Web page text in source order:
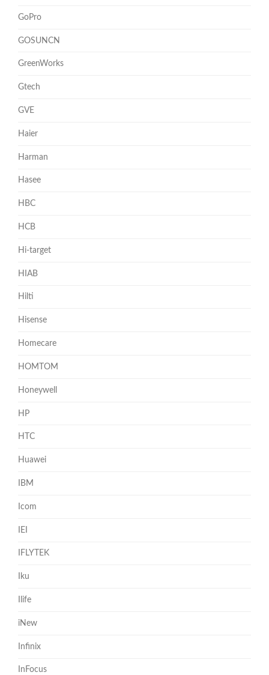
GoPro
GOSUNCN
GreenWorks
Gtech
GVE
Haier
Harman
Hasee
HBC
HCB
Hi-target
HIAB
Hilti
Hisense
Homecare
HOMTOM
Honeywell
HP
HTC
Huawei
IBM
Icom
IEI
IFLYTEK
Iku
Ilife
iNew
Infinix
InFocus